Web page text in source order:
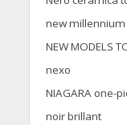
new millennium
NEW MODELS
nexo
NIAGARA one-
noir brillant